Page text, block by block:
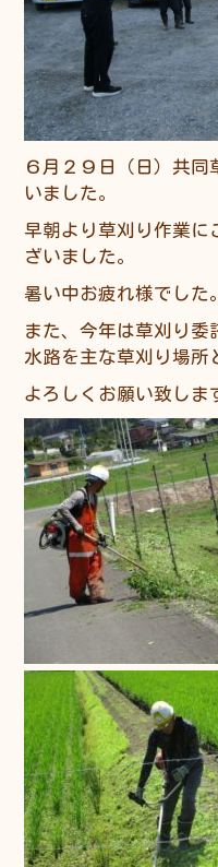
６月２９日（日）共同
いました。
早朝より草刈り作業に
ざいました。
暑い中お疲れ様でした。
また、今年は草刈り委
水路を主な草刈り場所
よろしくお願い致しま